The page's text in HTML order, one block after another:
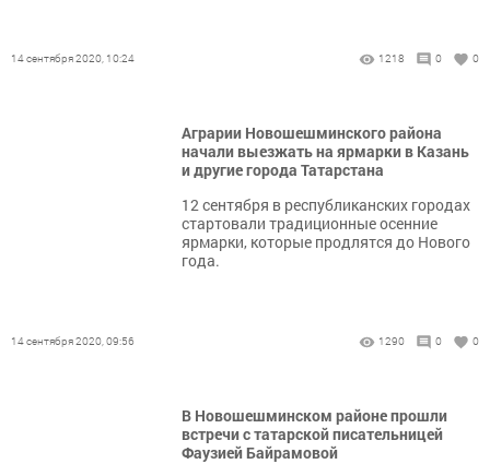
14 сентября 2020, 10:24 1218 0 0
Аграрии Новошешминского района
начали выезжать на ярмарки в Казань
и другие города Татарстана
12 сентября в республиканских городах
стартовали традиционные осенние
ярмарки, которые продлятся до Нового
года.
14 сентября 2020, 09:56 1290 0 0
В Новошешминском районе прошли
встречи с татарской писательницей
Фаузией Байрамовой